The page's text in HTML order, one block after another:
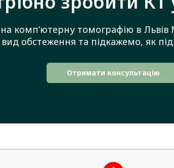
комп’ютерну томографію в
вид обстеження та підкажемо, як
Отримати консультацію